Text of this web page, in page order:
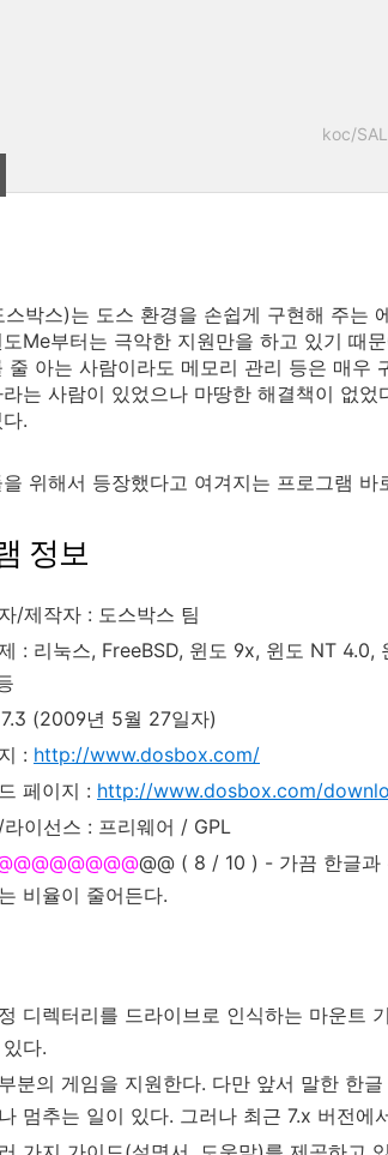
koc/
스박스)는 도스 환경을 손쉽게 구현해 주는
Me부터는 극악한 지원만을 하고 있기 때
줄 아는 사람이라도 메모리 관리 등은 매우
는 사람이 있었으나 마땅한 해결책이 없
.
위해서 등장했다고 여겨지는 프로그램 바
정보
/제작자 : 도스박스 팀
: 리눅스, FreeBSD, 윈도 9x, 윈도 NT
(2009년 5월 27일자)
: http://www.dosbox.com/
페이지 : http://www.dosbox.com/
이선스 : 프리웨어 / GPL
@@ ( 8 / 10 ) - 가끔 한글과
비율이 줄어든다.
디렉터리를 드라이브로 인식하는 마운트
다.
분의 게임을 지원한다. 다만 앞서 말한 한
멈추는 일이 있다. 그러나 최근 7.x 버전